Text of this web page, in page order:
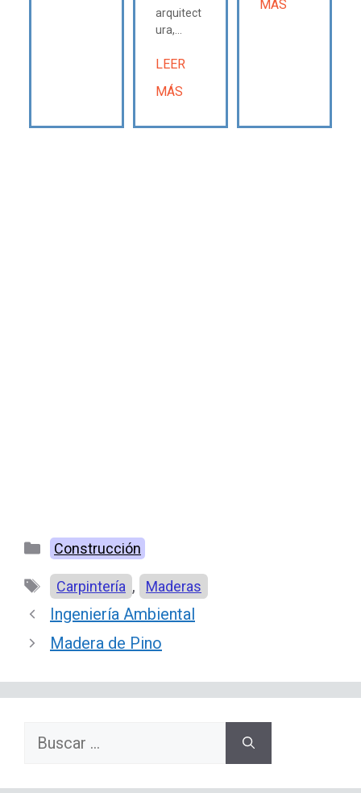
arquitect
ura,...
LEER
MÁS
MÁS
Categorías
Construcción
Etiquetas
Carpintería , Maderas
Ingeniería Ambiental
Madera de Pino
Buscar: